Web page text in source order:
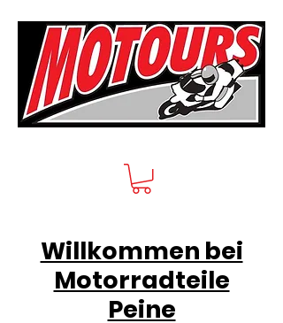
Willkommen bei
Motorradteile
Peine